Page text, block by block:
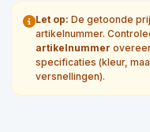
Let op: De getoonde
artikelnummer.
artikelnummer
specificaties (kleur,
versnellingen).